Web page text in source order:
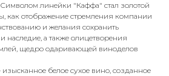
линейки "Каффа" стал золотой
как отображение стремления компании
и желания сохранить
наследие, а также олицетворения
щедро одаривающей виноделов
белое сухое вино, созданное